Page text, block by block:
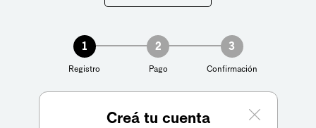
1
Registro
2
Pago
3
Confirmación
Creá tu cuenta